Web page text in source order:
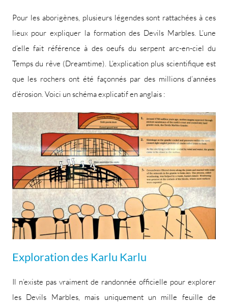
Pour les aborigènes, plusieurs légendes sont rattachées à ces
lieux pour expliquer la formation des Devils Marbles. L’une
d’elle fait référence à des oeufs du serpent arc-en-ciel du
Temps du rêve (Dreamtime). L’explication plus scientifique est
que les rochers ont été façonnés par des millions d’années
d’érosion. Voici un schéma explicatif en anglais :
Exploration des Karlu Karlu
Il n’existe pas vraiment de randonnée officielle pour explorer
les Devils Marbles, mais uniquement un mille feuille de